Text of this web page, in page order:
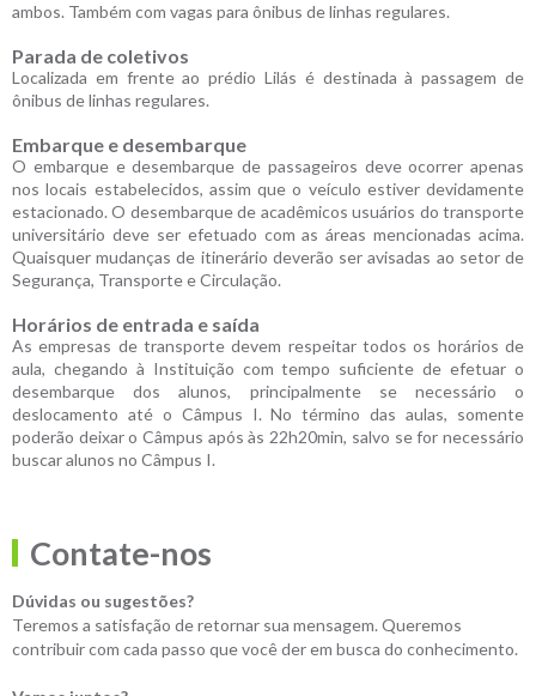
ambos. Também com vagas para ônibus de linhas regulares.
Parada de coletivos
Localizada em frente ao prédio Lilás é destinada à passagem de
ônibus de linhas regulares.
Embarque e desembarque
O embarque e desembarque de passageiros deve ocorrer apenas
nos locais estabelecidos, assim que o veículo estiver devidamente
estacionado. O desembarque de acadêmicos usuários do transporte
universitário deve ser efetuado com as áreas mencionadas acima.
Quaisquer mudanças de itinerário deverão ser avisadas ao setor de
Segurança, Transporte e Circulação.
Horários de entrada e saída
As empresas de transporte devem respeitar todos os horários de
aula, chegando à Instituição com tempo suficiente de efetuar o
desembarque dos alunos, principalmente se necessário o
deslocamento até o Câmpus I. No término das aulas, somente
poderão deixar o Câmpus após às 22h20min, salvo se for necessário
buscar alunos no Câmpus I.
Contate-nos
Dúvidas ou sugestões?
Teremos a satisfação de retornar sua mensagem. Queremos
contribuir com cada passo que você der em busca do conhecimento.